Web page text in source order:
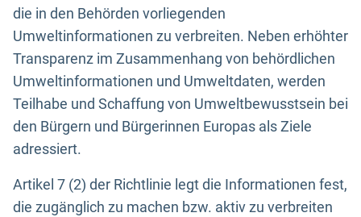
die in den Behörden vorliegenden
Umweltinformationen zu verbreiten. Neben erhöhter
Transparenz im Zusammenhang von behördlichen
Umweltinformationen und Umweltdaten, werden
Teilhabe und Schaffung von Umweltbewusstsein bei
den Bürgern und Bürgerinnen Europas als Ziele
adressiert.
Artikel 7 (2) der Richtlinie legt die Informationen fest,
die zugänglich zu machen bzw. aktiv zu verbreiten